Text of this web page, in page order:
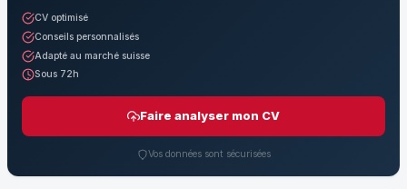
CV optimisé
Conseils personnalisés
Adapté au marché suisse
Sous 72h
Faire analyser mon CV
Vos données sont sécurisées